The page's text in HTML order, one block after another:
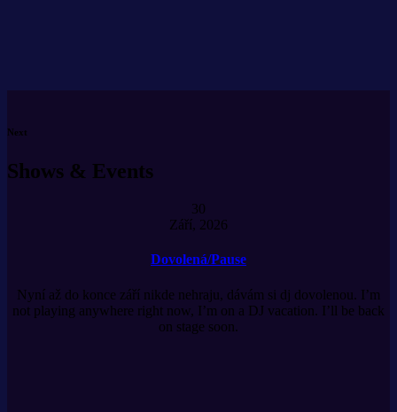
Next
Shows & Events
30
Září, 2026
Dovolená/Pause
Nyní až do konce září nikde nehraju, dávám si dj dovolenou. I’m
not playing anywhere right now, I’m on a DJ vacation. I’ll be back
on stage soon.